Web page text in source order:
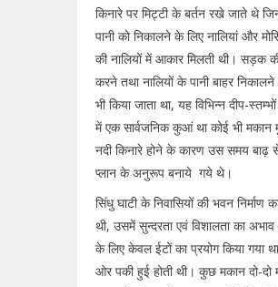
किनारे पर मिट्टी के बर्तन रखे जाते थे
पानी को निकालने के लिए नालियां और
की नालियों में आकार मिलती थी। सड़क
करने तथा नालियों के पानी बाहर
भी किया जाता था, यह विभिन्न दीप-
में एक सार्वजनिक कुआं था कोई भी
नदी किनारे होने के कारण उस समय बाढ़
प्लान के अनुरूप बनाये गये थे।
सिंधु घाटी के निवासियों की भवन
थी, उसमें सुन्दरता एवं विशालता का
के लिए केवल ईटों का प्रयोग किया
ओर पकी हुई होती थी। कुछ मकान दो-